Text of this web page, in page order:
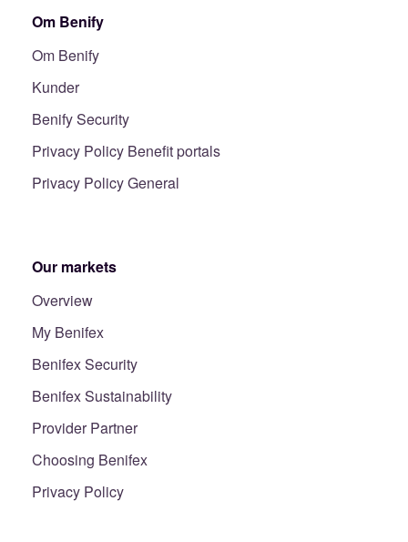
Om Benify
Om Benify
Kunder
Benify Security
Privacy Policy Benefit portals
Privacy Policy General
Our markets
Overview
My Benifex
Benifex Security
Benifex Sustainability
Provider Partner
Choosing Benifex
Privacy Policy